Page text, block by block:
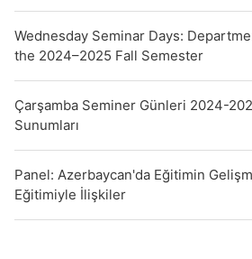
Wednesday Seminar Days:
the 2024–2025 Fall Semester
Çarşamba Seminer Günleri 2024-
Sunumları
Panel: Azerbaycan'da Eğitimin
Eğitimiyle İlişkiler